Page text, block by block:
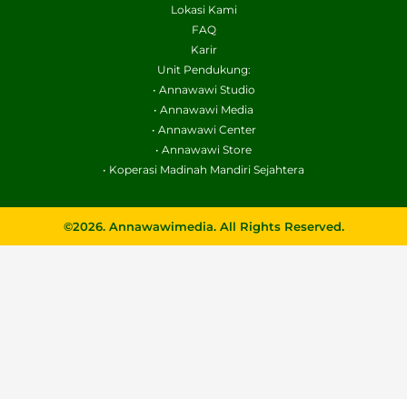
Lokasi Kami
FAQ
Karir
Unit Pendukung:
• Annawawi Studio
• Annawawi Media
• Annawawi Center
• Annawawi Store
• Koperasi Madinah Mandiri Sejahtera
©2026. Annawawimedia. All Rights Reserved.